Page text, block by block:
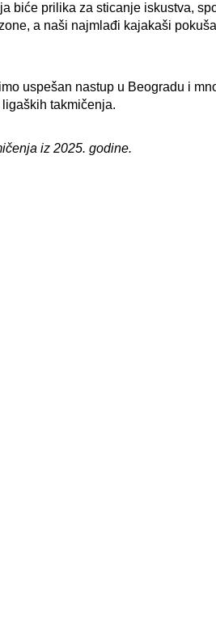
biće prilika za sticanje iskustva,
a naši najmlađi kajakaši
uspešan nastup u Beogradu i
takmičenja.
iz 2025. godine.